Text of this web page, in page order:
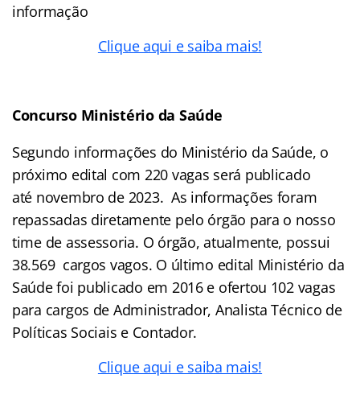
informação
Clique aqui e saiba mais!
Concurso Ministério da Saúde
Segundo informações do Ministério da Saúde, o
próximo edital com 220 vagas será publicado
até novembro de 2023. As informações foram
repassadas diretamente pelo órgão para o nosso
time de assessoria. O órgão, atualmente, possui
38.569 cargos vagos. O último edital Ministério da
Saúde foi publicado em 2016 e ofertou 102 vagas
para cargos de Administrador, Analista Técnico de
Políticas Sociais e Contador.
Clique aqui e saiba mais!